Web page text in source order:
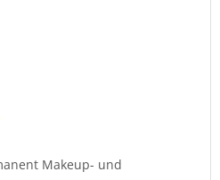
Makeup- und